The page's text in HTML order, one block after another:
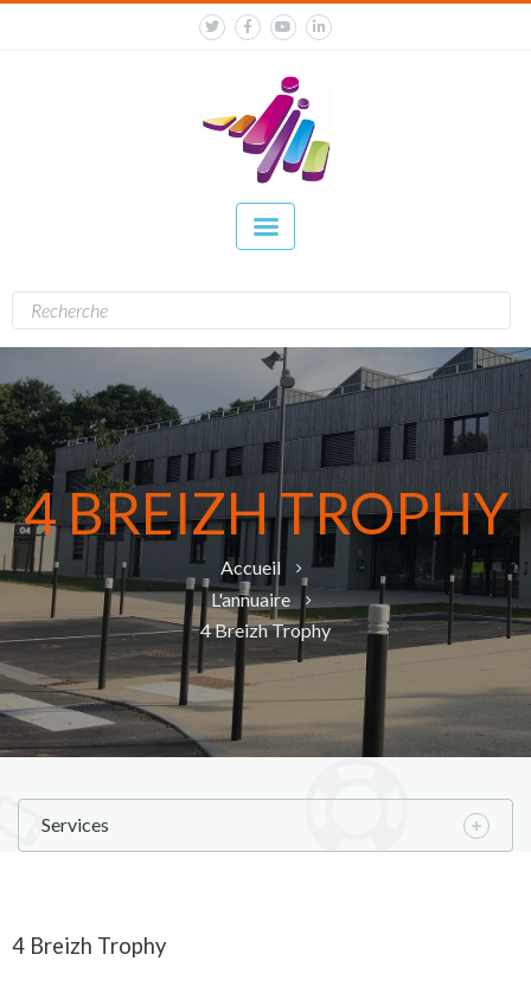
4 BREIZH TROPHY
Accueil
L'annuaire
4 Breizh Trophy
Services
4 Breizh Trophy